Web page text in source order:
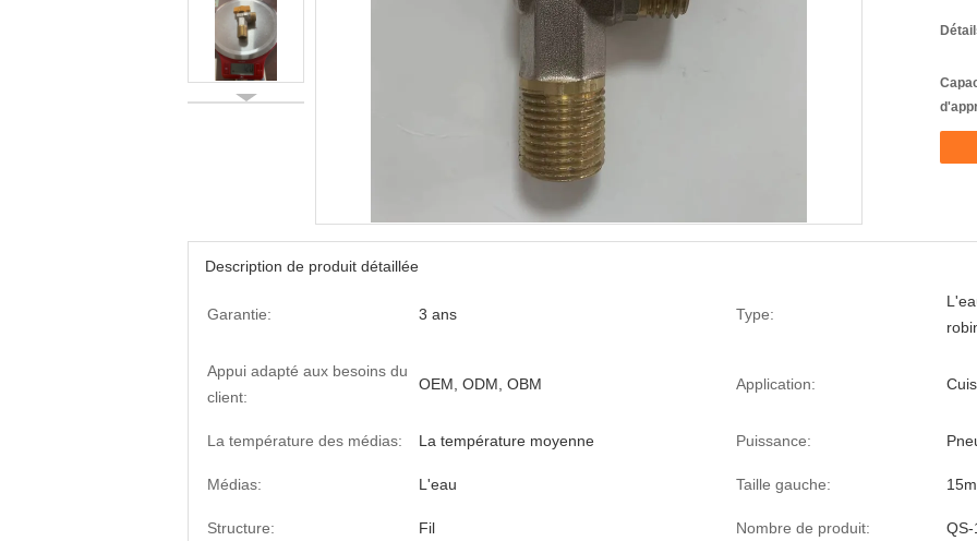
Description de produit détaillée
Garantie: 3 ans Type:
Appui adapté aux besoins du
client:
OEM, ODM, OBM Application:
La température des médias: La température moyenne Puissance:
Médias: L'eau Taille gauche:
Structure: Fil Nombre de produit: